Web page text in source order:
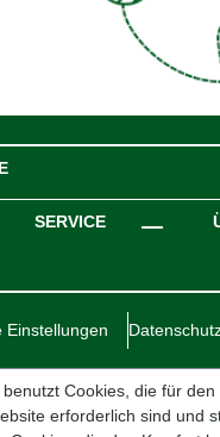
SERVICE
Einstellungen
Cookies, die für den
erforderlich sind und